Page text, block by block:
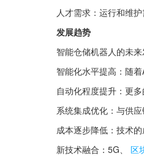
人才需求：运行和维护
发展趋势
智能仓储机器人的未
智能化水平提高：随着
自动化程度提升：更
系统集成优化：与供
成本逐步降低：技术
新技术融合：5G、
区